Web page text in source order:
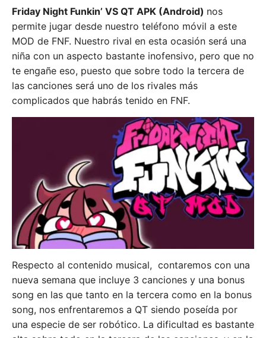
Friday Night Funkin’ VS QT APK (Android) nos
permite jugar desde nuestro teléfono móvil a este
MOD de FNF. Nuestro rival en esta ocasión será una
niña con un aspecto bastante inofensivo, pero que no
te engañe eso, puesto que sobre todo la tercera de
las canciones será uno de los rivales más
complicados que habrás tenido en FNF.
Respecto al contenido musical, contaremos con una
nueva semana que incluye 3 canciones y una bonus
song en las que tanto en la tercera como en la bonus
song, nos enfrentaremos a QT siendo poseída por
una especie de ser robótico. La dificultad es bastante